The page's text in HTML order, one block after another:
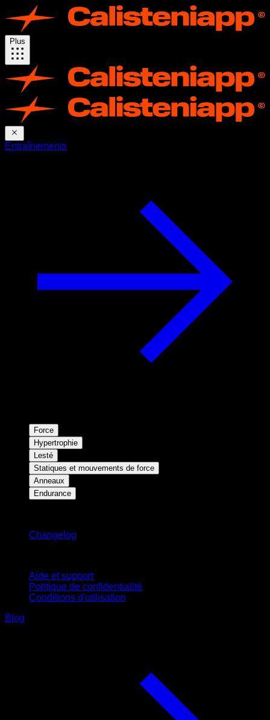
Plus
Entraînements
Force
Hypertrophie
Lesté
Statiques et mouvements de force
Anneaux
Endurance
Changelog
Aide et support
Politique de confidentialité
Conditions d'utilisation
Blog